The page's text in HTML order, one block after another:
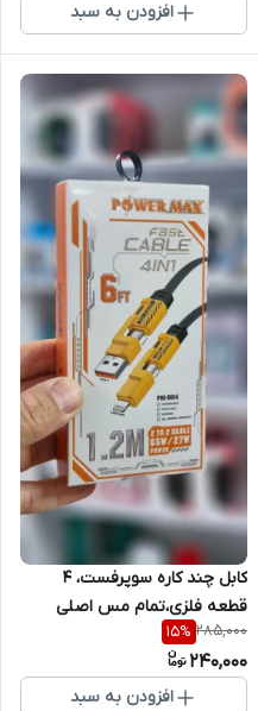
افزودن به سبد
کابل چند کاره سوپرفست، ۴
قطعه فلزی،تمام مس اصلی
285,000
15%
240,000
افزودن به سبد